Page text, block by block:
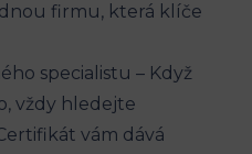
firmu, která klíče
specialistu – Když
vždy hledejte
vám dává‌